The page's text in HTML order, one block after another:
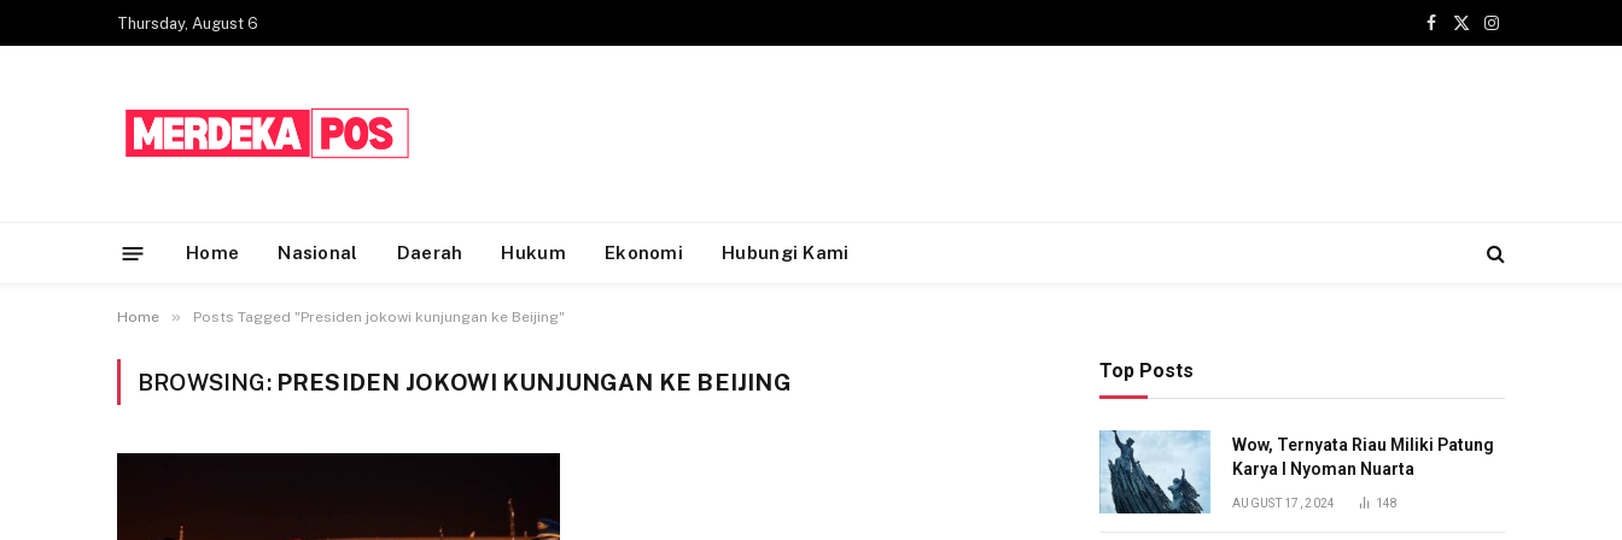
Thursday, August 6
Facebook
X
Instagram
Home Nasional Daerah Hukum Ekonomi Hubungi Kami
Home » Posts Tagged "Presiden jokowi kunjungan ke Beijing"
BROWSING: PRESIDEN JOKOWI KUNJUNGAN KE BEIJING Top Posts
Wow, Ternyata Riau Miliki Patung
Karya I Nyoman Nuarta
AUGUST 17, 2024 148